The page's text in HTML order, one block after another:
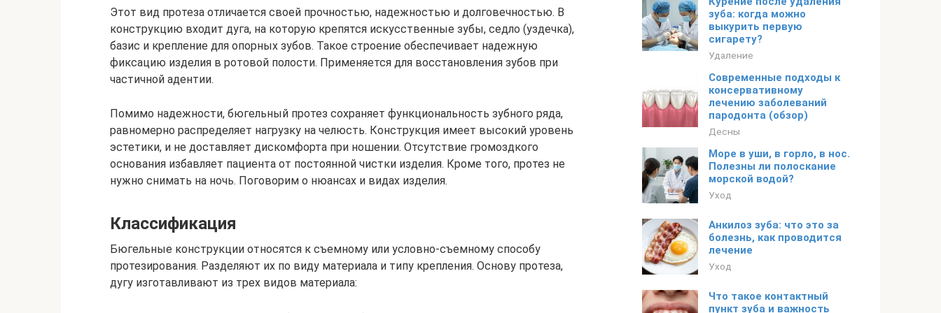
Этот вид протеза отличается своей прочностью, надежностью и долговечностью. В
конструкцию входит дуга, на которую крепятся искусственные зубы, седло (уздечка),
базис и крепление для опорных зубов. Такое строение обеспечивает надежную
фиксацию изделия в ротовой полости. Применяется для восстановления зубов при
частичной адентии.
Помимо надежности, бюгельный протез сохраняет функциональность зубного ряда,
равномерно распределяет нагрузку на челюсть. Конструкция имеет высокий уровень
эстетики, и не доставляет дискомфорта при ношении. Отсутствие громоздкого
основания избавляет пациента от постоянной чистки изделия. Кроме того, протез не
нужно снимать на ночь. Поговорим о нюансах и видах изделия.
Классификация
Бюгельные конструкции относятся к съемному или условно-съемному способу
протезирования. Разделяют их по виду материала и типу крепления. Основу протеза,
дугу изготавливают из трех видов материала:
зуба: когда можно
выкурить первую
сигарету?
Удаление
Современные подходы к
консервативному
лечению заболеваний
пародонта (обзор)
Десны
Море в уши, в горло, в нос.
Полезны ли полоскание
морской водой?
Уход
Анкилоз зуба: что это за
болезнь, как проводится
лечение
Уход
Что такое контактный
пункт зуба и важность